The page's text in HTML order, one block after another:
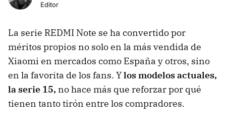
Editor
La serie REDMI Note se ha convertido por
méritos propios no solo en la más vendida de
Xiaomi en mercados como España y otros, sino
en la favorita de los fans. Ylos modelos actuales,
la serie 15, no hace más que reforzar por qué
tienen tanto tirón entre los compradores.